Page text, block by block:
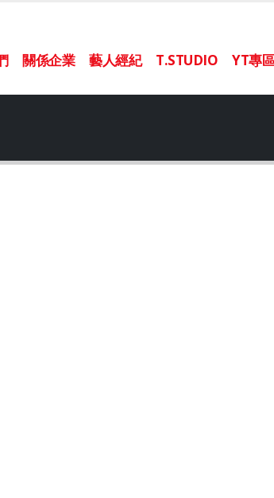
關係企業 藝人經紀 T.STUDIO YT專區